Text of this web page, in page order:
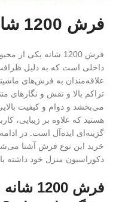
فرش 1200 شانه
فرش 1200 شانه یکی
داخلی است که به دلیل
علاقه‌مندان به فرش‌های
تراکم بالا و نقش و نگارهای
می‌بخشد و دوام و کیفیت
گزینه‌ای ایده‌آل است. در
خرید این نوع فرش آشنا
دکوراسیون منزل خود داشته
فرش